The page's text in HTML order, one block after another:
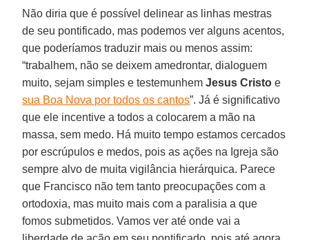
Não diria que é possível delinear as linhas mestras
de seu pontificado, mas podemos ver alguns acentos,
que poderíamos traduzir mais ou menos assim:
“trabalhem, não se deixem amedrontar, dialoguem
muito, sejam simples e testemunhemJesus Cristo e
sua Boa Nova por todos os cantos”. Já é significativo
que ele incentive a todos a colocarem a mão na
massa, sem medo. Há muito tempo estamos cercados
por escrúpulos e medos, pois as ações na Igreja são
sempre alvo de muita vigilância hierárquica. Parece
que Francisco não tem tanto preocupações com a
ortodoxia, mas muito mais com a paralisia a que
fomos submetidos. Vamos ver até onde vai a